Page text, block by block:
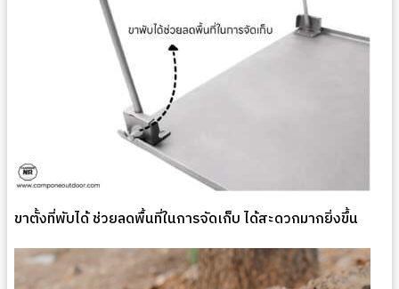
ขาตั้งที่พับได้ ช่วยลดพื้นที่ในการจัดเก็บ ได้สะดวกมากยิ่งขึ้น